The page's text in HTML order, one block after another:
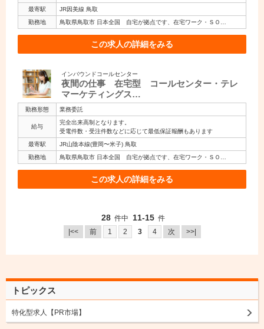
最寄駅
JR因美線 鳥取
勤務地
鳥取県鳥取市 日本全国 自宅が拠点です、在宅ワーク・ＳＯ…
この求人の詳細をみる
インバウンドコールセンター
夜間の仕事 在宅型 コールセンター・テレ
マーケティングス…
勤務形態 業務委託
給与
完全出来高制となります。
受電件数・受注件数などに応じて最低保証報酬もあります
最寄駅
JR山陰本線(豊岡〜米子) 鳥取
勤務地
鳥取県鳥取市 日本全国 自宅が拠点です、在宅ワーク・ＳＯ…
この求人の詳細をみる
28 件中 11-15 件
|<<
前 1 2 3 4 次 >>|
トピックス
特化型求人【PR市場】